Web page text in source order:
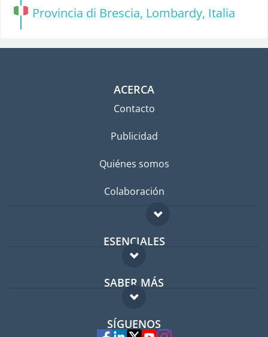
Provincia di Brescia, Lombardy, Italia
ACERCA
Contacto
Publicidad
Quiénes somos
Colaboración
ESENCIALES
Foro para expatriados
Guía para expatriados
Trabajos en el extranjero
SABER MÁS
FAQ
Expertos
SÍGUENOS